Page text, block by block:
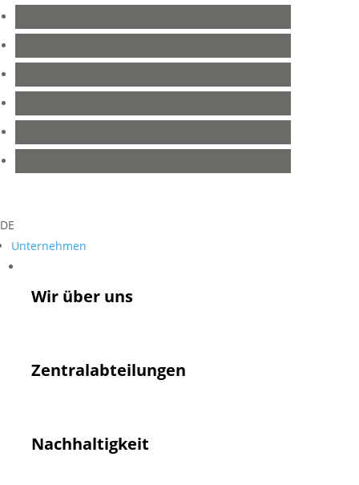
DE
Unternehmen
Wir über uns
Zentralabteilungen
Nachhaltigkeit